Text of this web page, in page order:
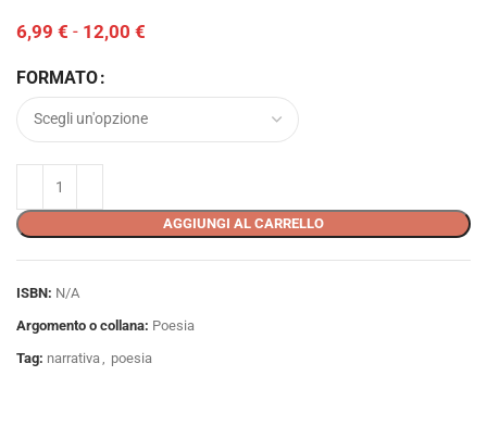
6,99 € - 12,00 €
FORMATO
AGGIUNGI AL CARRELLO
ISBN: N/A
Argomento o collana: Poesia
Tag: narrativa poesia